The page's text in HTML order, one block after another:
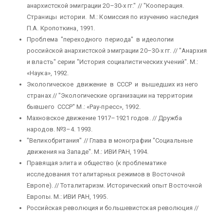
анархистской эмиграции 20–30-х гг." // "Кооперация.
Страницы истории. М.: Комиссия по изучению наследия
П.А. Кропоткина, 1991.
Проблема "переходного периода" в идеологии
российской анархистской эмиграции 20–30-х гг. // "Анархия
и власть" серии "История социалистических учений". М.:
«Наука», 1992.
Экологическое движение в СССР и вышедших из него
странах // "Экологические организации на территории
бывшего СССР" М.: «Рау-пресс», 1992.
Махновское движение 1917–1921 годов. // Дружба
народов. №3–4. 1993.
"Великобритания" // Глава в монографии "Социальные
движения на Западе". М.: ИВИ РАН, 1994.
Правящая элита и общество (к проблематике
исследования тоталитарных режимов в Восточной
Европе). // Тоталитаризм. Исторический опыт Восточной
Европы. М.: ИВИ РАН, 1995.
Российская революция и большевистская революция //